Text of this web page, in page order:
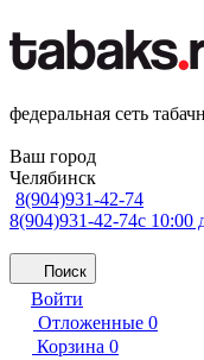
федеральная сеть
Ваш город
Челябинск
8(904)931-42-74
8(904)931-42-74с 10:00
Поиск
Войти
Отложенные 0
Корзина 0